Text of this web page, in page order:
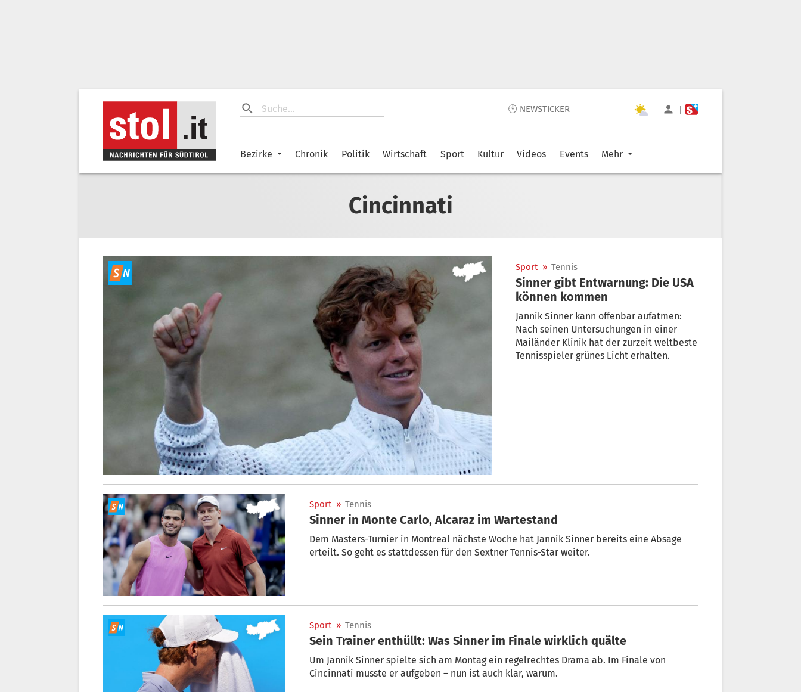
🕙 NEWSTICKER | |
Bezirke Chronik Politik Wirtschaft Sport Kultur Videos Events Mehr
Cincinnati
Sport » Tennis
Sinner gibt Entwarnung: Die USA
können kommen
Jannik Sinner kann offenbar aufatmen:
Nach seinen Untersuchungen in einer
Mailänder Klinik hat der zurzeit weltbeste
Tennisspieler grünes Licht erhalten.
Sport » Tennis
Sinner in Monte Carlo, Alcaraz im Wartestand
Dem Masters-Turnier in Montreal nächste Woche hat Jannik Sinner bereits eine Absage
erteilt. So geht es stattdessen für den Sextner Tennis-Star weiter.
Sport » Tennis
Sein Trainer enthüllt: Was Sinner im Finale wirklich quälte
Um Jannik Sinner spielte sich am Montag ein regelrechtes Drama ab. Im Finale von
Cincinnati musste er aufgeben – nun ist auch klar, warum.